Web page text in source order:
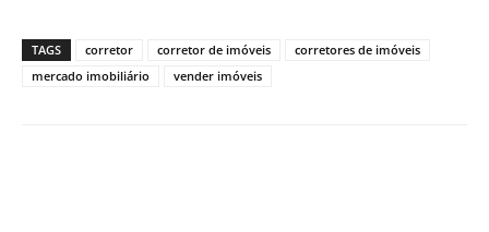
TAGS corretor corretor de imóveis
corretores de imóveis
mercado imobiliário
vender imóveis